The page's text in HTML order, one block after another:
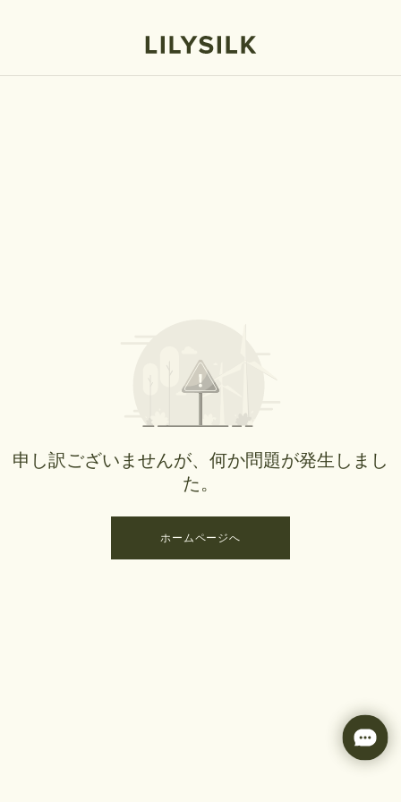
申し訳ございませんが、何か問題が発生しまし
た。
ホームページへ